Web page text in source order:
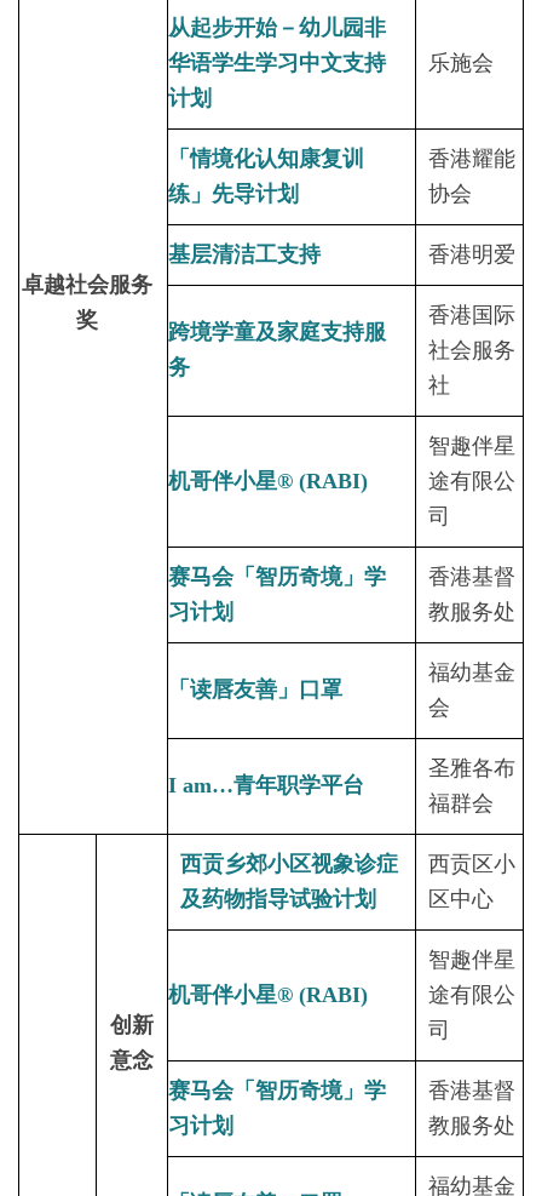
卓越社会服务
奖
从起步开始－幼儿园非
华语学生学习中文支持
计划
乐施会
「情境化认知康复训
练」先导计划
香港耀能
协会
基层清洁工支持 香港明爱
跨境学童及家庭支持服
务
香港国际
社会服务
社
机哥伴小星® (RABI)
智趣伴星
途有限公
司
赛马会「智历奇境」学
习计划
香港基督
教服务处
「读唇友善」口罩
福幼基金
会
I am…青年职学平台
圣雅各布
福群会
创新
意念
西贡乡郊小区视象诊症
及药物指导试验计划
西贡区小
区中心
机哥伴小星® (RABI)
智趣伴星
途有限公
司
赛马会「智历奇境」学
习计划
香港基督
教服务处
福幼基金